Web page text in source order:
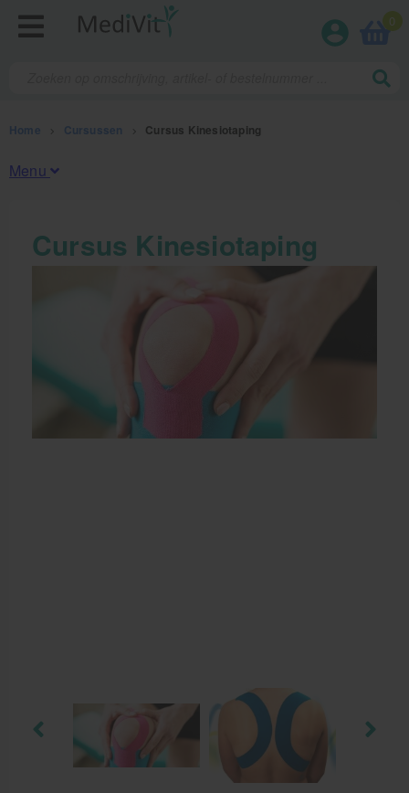
0
Home Cursussen Cursus Kinesiotaping
Menu
Fysiotherapieproducten
Sportbraces
EHBO en BHV
Cursus Kinesiotaping